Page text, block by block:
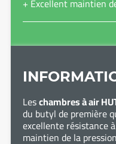
+ Excellent maintien
Leschambres à air
du butyl de première
excellente résistance
maintien de la